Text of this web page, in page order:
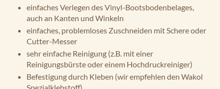
einfaches Verlegen des Vinyl-Bootsbodenbelages,
auch an Kanten und Winkeln
einfaches, problemloses Zuschneiden mit Schere oder
Cutter-Messer
sehr einfache Reinigung (z.B. mit einer
Reinigungsbürste oder einem Hochdruckreiniger)
Befestigung durch Kleben (wir empfehlen den Wakol